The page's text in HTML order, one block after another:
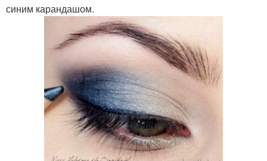
синим карандашом.